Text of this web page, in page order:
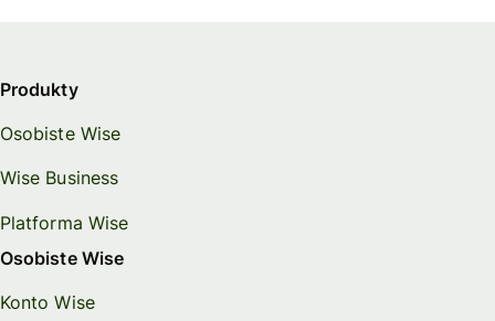
Produkty
Osobiste Wise
Wise Business
Platforma Wise
Osobiste Wise
Konto Wise